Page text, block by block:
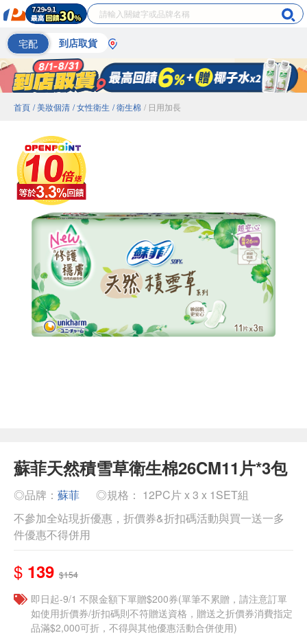
宅配 到店取貨
首頁 / 美妝個清 / 女性衛生 / 衛生棉 / 日用加長
蘇菲天然積雪草衛生棉26CM11片*3包
◎品牌： 蘇菲
◎規格： 12PC片 x 3 x 1SET組
不參加全站現折優惠，折價券&折扣碼活動與買一送一多
件優惠不得併用
$ 139 $154
即日起-9/1 不限金額下單贈$200券(單筆不累贈，請注意訂單
如使用折價券/折扣碼則不符贈送資格，贈送之折價券消費指定
品滿$2,000可折，不得與其他優惠活動合併使用)